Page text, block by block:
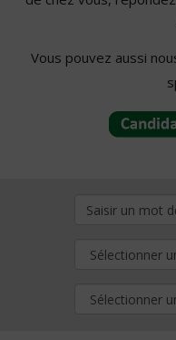
Vous pouvez aussi